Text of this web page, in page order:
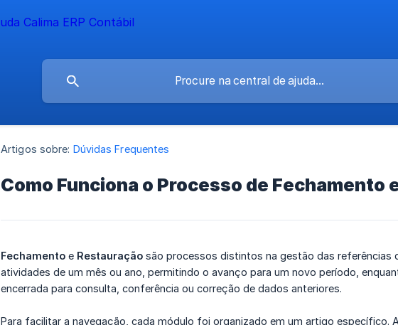
Artigos sobre: Dúvidas Frequentes
Como Funciona o Processo de Fechamento
Fechamento e Restauração são processos distintos na gestão das referências
atividades de um mês ou ano, permitindo o avanço para um novo período,
encerrada para consulta, conferência ou correção de dados anteriores.
Para facilitar a navegação, cada módulo foi organizado em um artigo específico.